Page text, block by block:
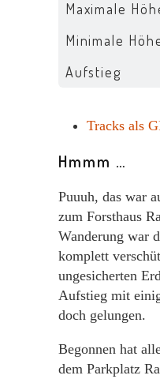
Maximale
Minimale
Aufstieg
Tracks als
Hmmm …
Puuuh, das war
zum Forsthaus
Wanderung war
komplett
ungesicherten
Aufstieg mit
doch gelungen.
Begonnen hat
dem Parkplatz